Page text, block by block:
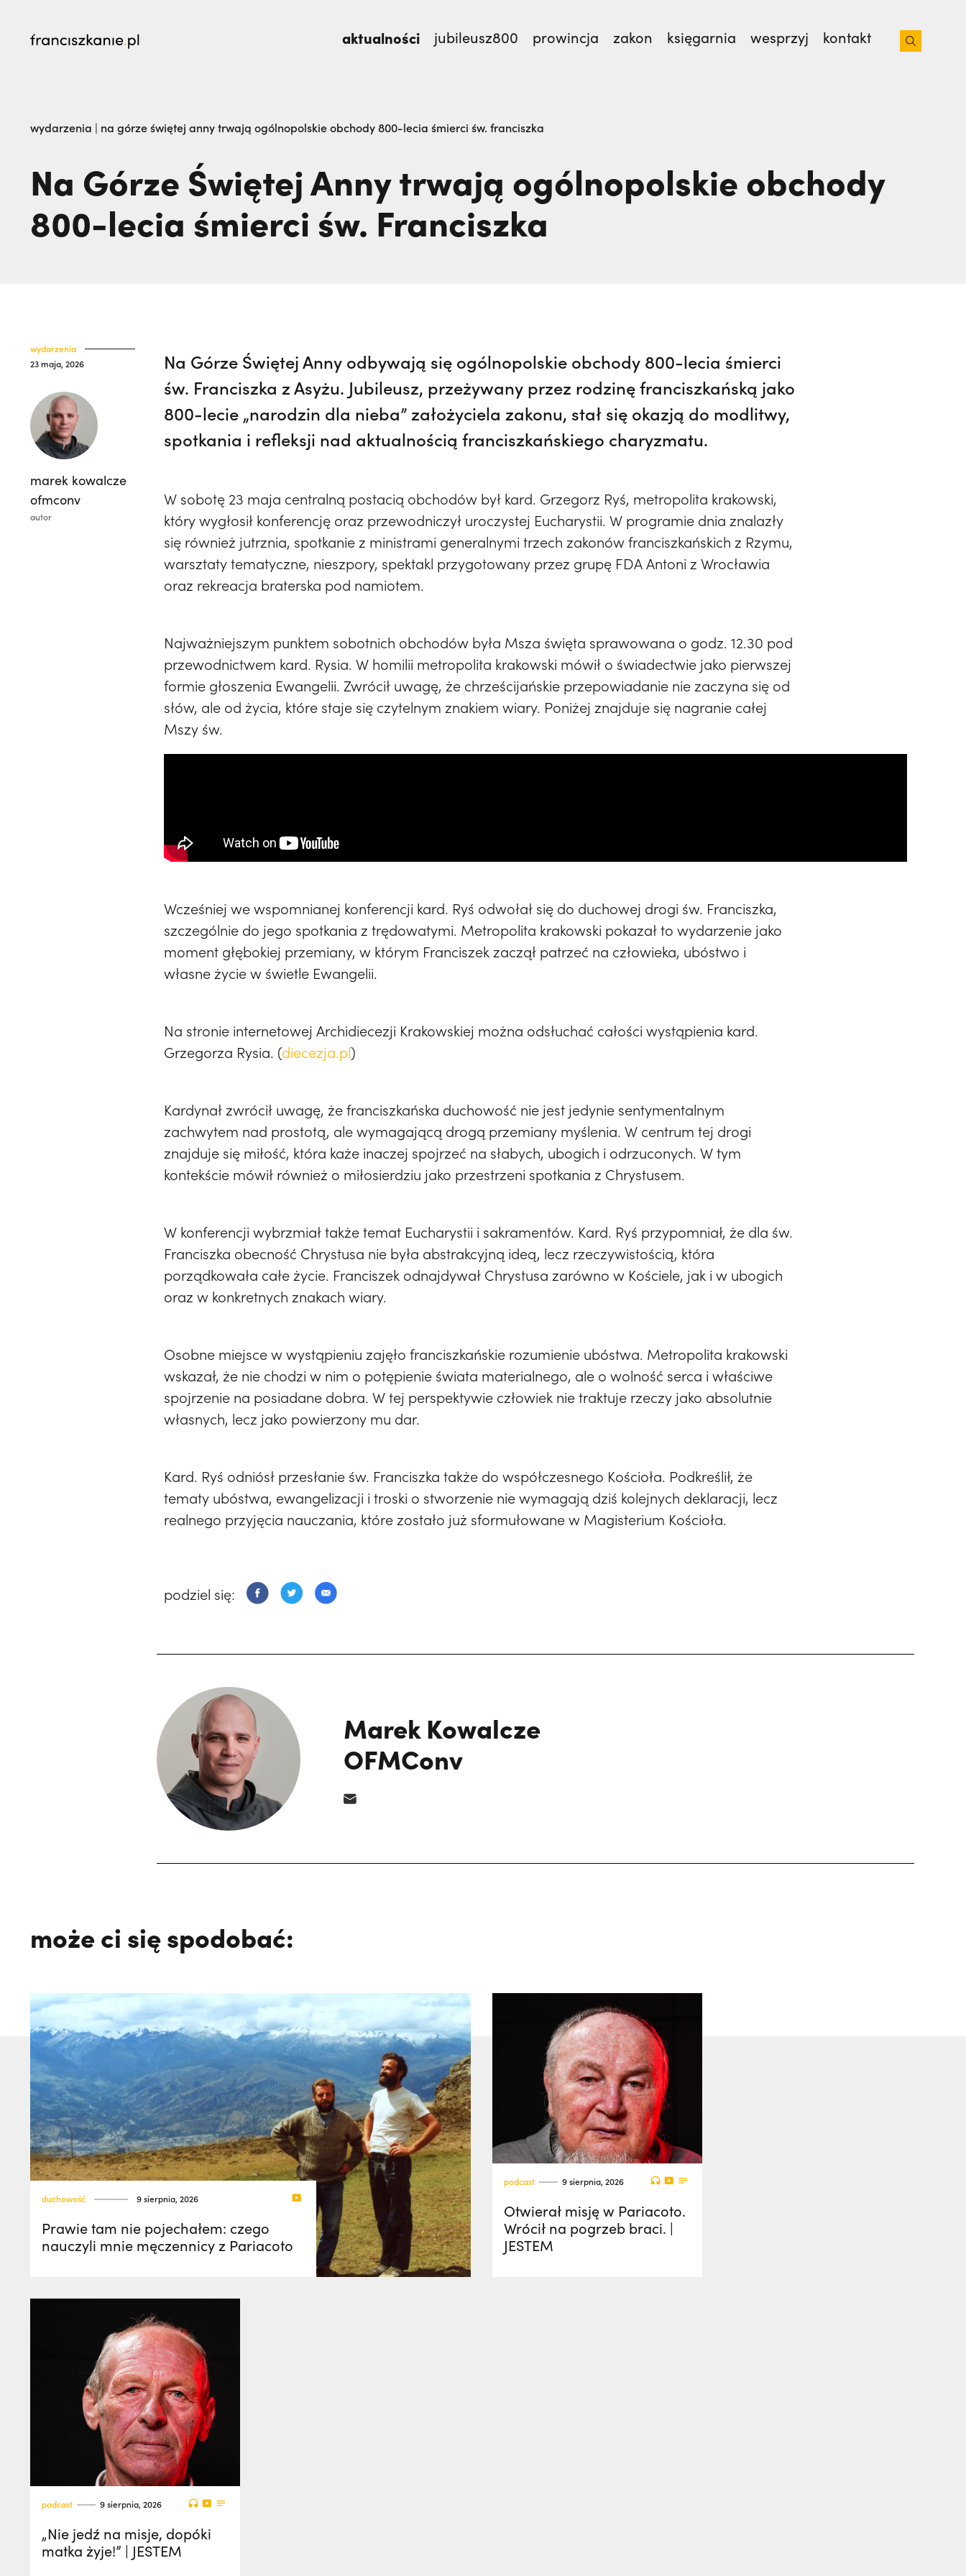
aktualności jubileusz800 prowincja zakon księgarnia wesprzyj kontakt
Prawie tam nie pojechałem: czego nauczyli mnie męczennicy z Pariacoto,Otwierał misję w Pariacoto. Wrócił na pogrzeb braci. | JESTEM,
wydarzenia | na górze świętej anny trwają ogólnopolskie obchody 800-lecia śmierci św. franciszka
Na Górze Świętej Anny trwają ogólnopolskie obchody
800-lecia śmierci św. Franciszka
wydarzenia
23 maja, 2026
marek kowalcze
ofmconv
autor
Na Górze Świętej Anny odbywają się ogólnopolskie obchody 800-lecia śmierci
św. Franciszka z Asyżu. Jubileusz, przeżywany przez rodzinę franciszkańską jako
800-lecie „narodzin dla nieba” założyciela zakonu, stał się okazją do modlitwy,
spotkania i refleksji nad aktualnością franciszkańskiego charyzmatu.
W sobotę 23 maja centralną postacią obchodów był kard. Grzegorz Ryś, metropolita krakowski,
który wygłosił konferencję oraz przewodniczył uroczystej Eucharystii. W programie dnia znalazły
się również jutrznia, spotkanie z ministrami generalnymi trzech zakonów franciszkańskich z Rzymu,
warsztaty tematyczne, nieszpory, spektakl przygotowany przez grupę FDA Antoni z Wrocławia
oraz rekreacja braterska pod namiotem.
Najważniejszym punktem sobotnich obchodów była Msza święta sprawowana o godz. 12.30 pod
przewodnictwem kard. Rysia. W homilii metropolita krakowski mówił o świadectwie jako pierwszej
formie głoszenia Ewangelii. Zwrócił uwagę, że chrześcijańskie przepowiadanie nie zaczyna się od
słów, ale od życia, które staje się czytelnym znakiem wiary. Poniżej znajduje się nagranie całej
Mszy św.
Wcześniej we wspomnianej konferencji kard. Ryś odwołał się do duchowej drogi św. Franciszka,
szczególnie do jego spotkania z trędowatymi. Metropolita krakowski pokazał to wydarzenie jako
moment głębokiej przemiany, w którym Franciszek zaczął patrzeć na człowieka, ubóstwo i
własne życie w świetle Ewangelii.
Na stronie internetowej Archidiecezji Krakowskiej można odsłuchać całości wystąpienia kard.
Grzegorza Rysia. (diecezja.pl)
Kardynał zwrócił uwagę, że franciszkańska duchowość nie jest jedynie sentymentalnym
zachwytem nad prostotą, ale wymagającą drogą przemiany myślenia. W centrum tej drogi
znajduje się miłość, która każe inaczej spojrzeć na słabych, ubogich i odrzuconych. W tym
kontekście mówił również o miłosierdziu jako przestrzeni spotkania z Chrystusem.
W konferencji wybrzmiał także temat Eucharystii i sakramentów. Kard. Ryś przypomniał, że dla św.
Franciszka obecność Chrystusa nie była abstrakcyjną ideą, lecz rzeczywistością, która
porządkowała całe życie. Franciszek odnajdywał Chrystusa zarówno w Kościele, jak i w ubogich
oraz w konkretnych znakach wiary.
Osobne miejsce w wystąpieniu zajęło franciszkańskie rozumienie ubóstwa. Metropolita krakowski
wskazał, że nie chodzi w nim o potępienie świata materialnego, ale o wolność serca i właściwe
spojrzenie na posiadane dobra. W tej perspektywie człowiek nie traktuje rzeczy jako absolutnie
własnych, lecz jako powierzony mu dar.
Kard. Ryś odniósł przesłanie św. Franciszka także do współczesnego Kościoła. Podkreślił, że
tematy ubóstwa, ewangelizacji i troski o stworzenie nie wymagają dziś kolejnych deklaracji, lecz
realnego przyjęcia nauczania, które zostało już sformułowane w Magisterium Kościoła.
podziel się:
Marek Kowalcze
OFMConv
może ci się spodobać:
duchowość 9 sierpnia, 2026
Prawie tam nie pojechałem: czego
nauczyli mnie męczennicy z Pariacoto
podcast 9 sierpnia, 2026
Otwierał misję w Pariacoto.
Wrócił na pogrzeb braci. |
JESTEM
podcast 9 sierpnia, 2026
„Nie jedź na misje, dopóki
matka żyje!” | JESTEM